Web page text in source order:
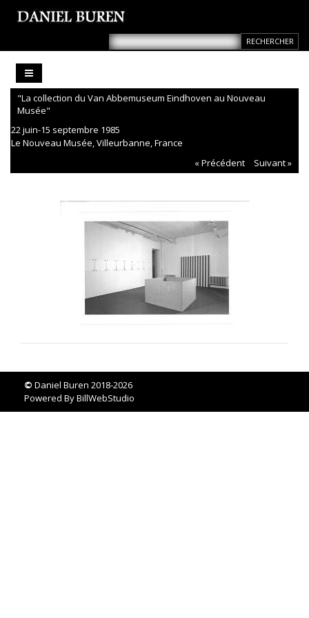
"La collection du Van Abbemuseum Eindhoven au Nouveau
Musée"
22 juin-15 septembre 1985
Le Nouveau Musée, Villeurbanne, France
« Précédent
Suivant »
© Daniel Buren 2018-2026
Powered ByBillWebStudio